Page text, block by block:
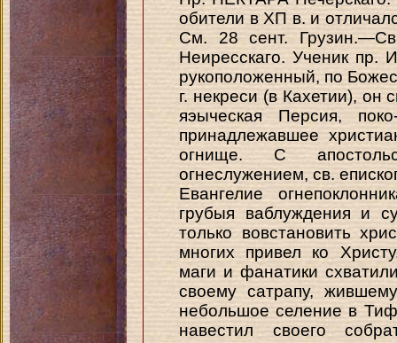
обители в ХП в. и
См. 28 сент.
Неиресскаго. Ученик пр.
рукоположенный, по
г. некреси (в Кахетии), он
яэыческая Персия,
принадлежавшее
огнище. С
огнеслужением, св.
Евангелие
грубыя ваблуждения и
только вовстановить
многих привел ко
маги и фанатики
своему сатрапу,
небольшое селение в
навестил своего